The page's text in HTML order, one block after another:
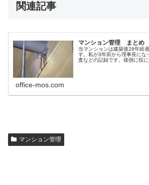
関連記事
マンション管理 まとめ
当マンションは建築後28年経
す。私が3年前から理事長にな
査などの記録です。後側に役
office-mos.com
マンション管理